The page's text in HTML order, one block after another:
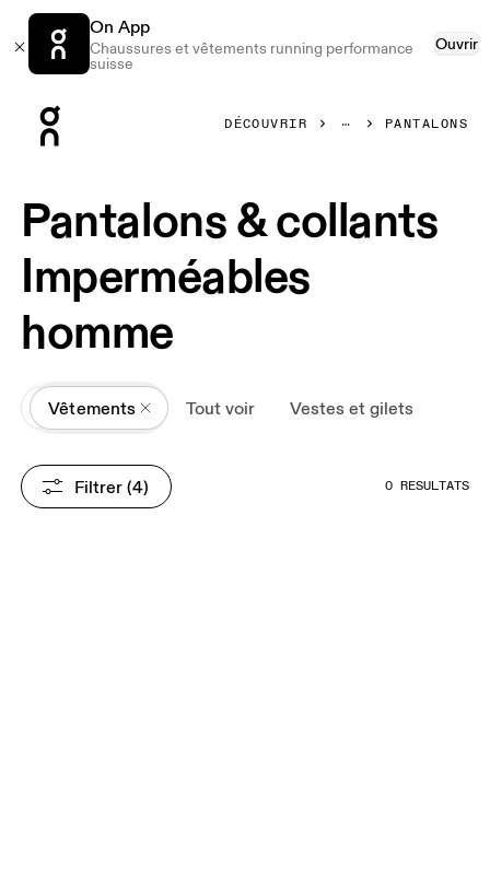
On App
Chaussures et vêtements running performance
suisse
Ouvrir
DÉCOUVRIR PANTALONS
Pantalons & collants
Imperméables
homme
All
Vêtements Tout voir Vestes et gilets
Filtrer (4) 0 RÉSULTATS